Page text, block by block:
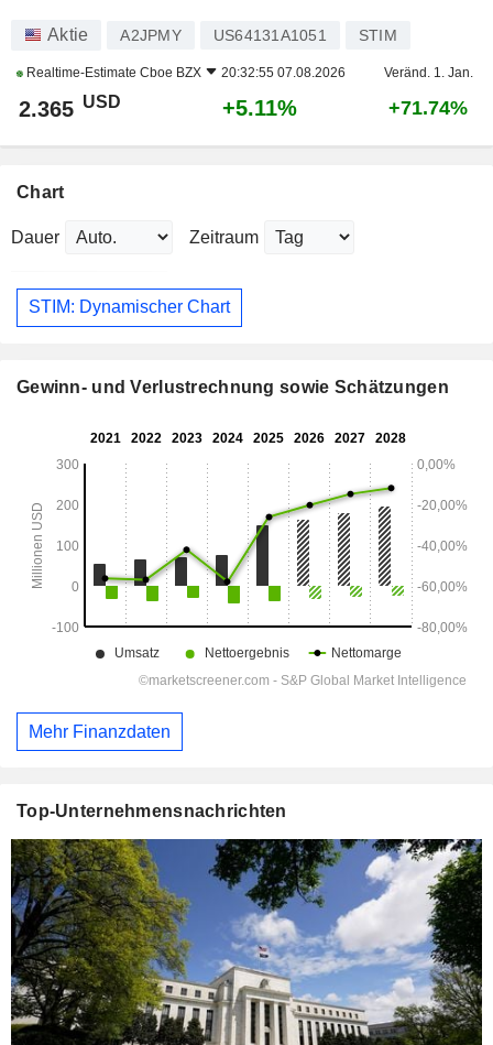
Aktie A2JPMY US64131A1051 STIM
Realtime-Estimate Cboe BZX 20:32:55 07.08.2026 Veränd. 1. Jan.
2.365 USD +5.11% +71.74%
Chart
Dauer Zeitraum
STIM: Dynamischer Chart
Gewinn- und Verlustrechnung sowie Schätzungen
Mehr Finanzdaten
Top-Unternehmensnachrichten